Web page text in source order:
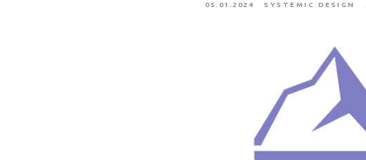
05.01.2024 SYSTEMIC DESIGN